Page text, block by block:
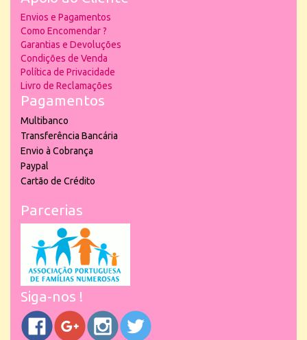
Envios e Pagamentos
Como Encomendar ?
Garantias e Devoluções
Condições de Venda
Política de Privacidade
Livro de Reclamações
Pagamentos
Multibanco
Transferência Bancária
Envio à Cobrança
Paypal
Cartão de Crédito
Parcerias
Siga-nos !